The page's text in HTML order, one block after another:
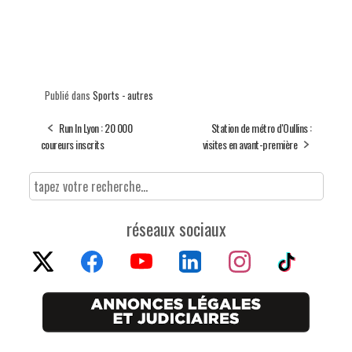
Publié dans Sports - autres
Run In Lyon : 20 000
coureurs inscrits
Station de métro d'Oullins :
visites en avant-première
réseaux sociaux